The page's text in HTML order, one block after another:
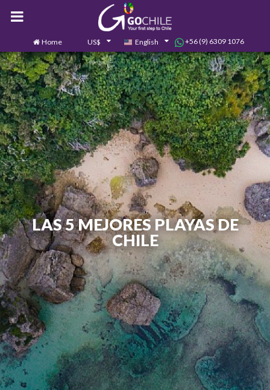
Home US$ English +56 (9) 6309 1076
Contact us 0
LAS 5 MEJORES PLAYAS DE
CHILE